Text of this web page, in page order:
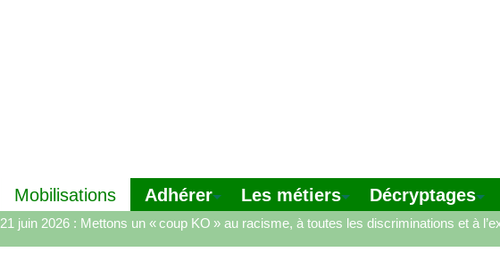
Mobilisations Adhérer Les métiers Décryptages
21 juin 2026 : Mettons un «coup KO » au racisme, à toutes les discriminations et à